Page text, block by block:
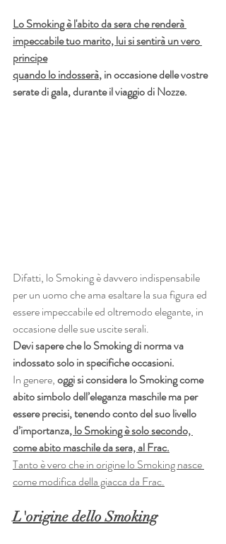
Lo Smoking è l'abito da sera che renderà
impeccabile tuo marito, lui si sentirà un vero
principe
quando lo indosserà, in occasione delle vostre
serate di gala, durante il viaggio di Nozze.
Difatti, lo Smoking è davvero indispensabile
per un uomo che ama esaltare la sua figura ed
essere impeccabile ed oltremodo elegante, in
occasione delle sue uscite serali.
Devi sapere che lo Smoking di norma va
indossato solo in specifiche occasioni.
In genere, oggi si considera lo Smoking come
abito simbolo dell’eleganza maschile ma per
essere precisi, tenendo conto del suo livello
d’importanza, lo Smoking è solo secondo,
come abito maschile da sera, al Frac.
Tanto è vero che in origine lo Smoking nasce
come modifica della giacca da Frac.
L'origine dello Smoking